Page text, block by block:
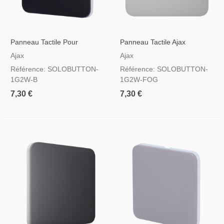
Panneau Tactile Pour
Interrupteur D'éclairage
Ajax
Référence: SOLOBUTTON-
1G2W-B
7,30 €
Panneau Tactile Ajax
Solobutton Pour Interrupteur
Couleur Brumeuse
Ajax
Référence: SOLOBUTTON-
1G2W-FOG
7,30 €